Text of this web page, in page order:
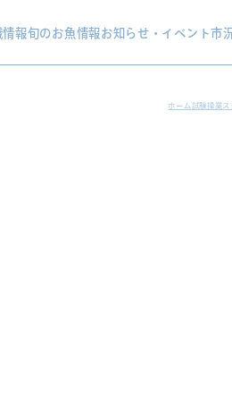
情報旬のお魚情報お知らせ・イベント市
ホーム 試験操業